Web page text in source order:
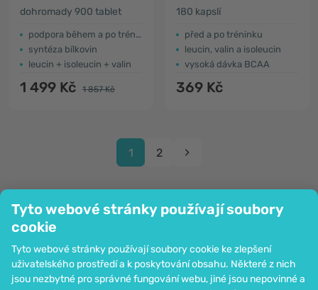
Tyto webové stránky používají soubory
cookie
Tyto webové stránky používají soubory cookie ke zlepšení
uživatelského prostředí a k poskytování obsahu. Některé z nich
jsou nezbytné pro správné fungování webu, jiné jsou nepovinné a
dohromady 900 tablet
podpora během a po tréninku
syntéza bílkovin
leucin + isoleucin + valin
1 499 Kč 1 857 Kč
180 kapslí
před a po tréninku
leucin, valin a isoleucin
vysoká dávka BCAA
369 Kč
1 2
Společnost
Informace
Připojte se k nám